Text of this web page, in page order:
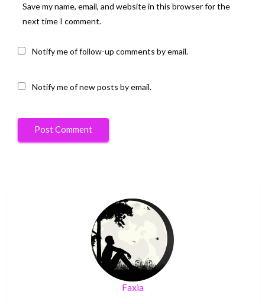
Save my name, email, and website in this browser for the
next time I comment.
Notify me of follow-up comments by email.
Notify me of new posts by email.
Faxia